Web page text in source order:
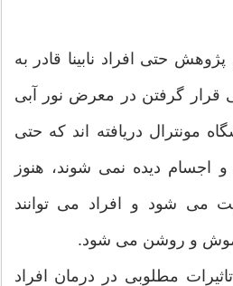
حتی افراد نابینا قادر به
قرار گرفتن در معرض نور آبی
مونترال دریافته اند که حتی
اجسام دیده نمی شوند، هنوز
می شود و افراد می توانند
و روشن می شود.
مطلوبی در درمان افراد